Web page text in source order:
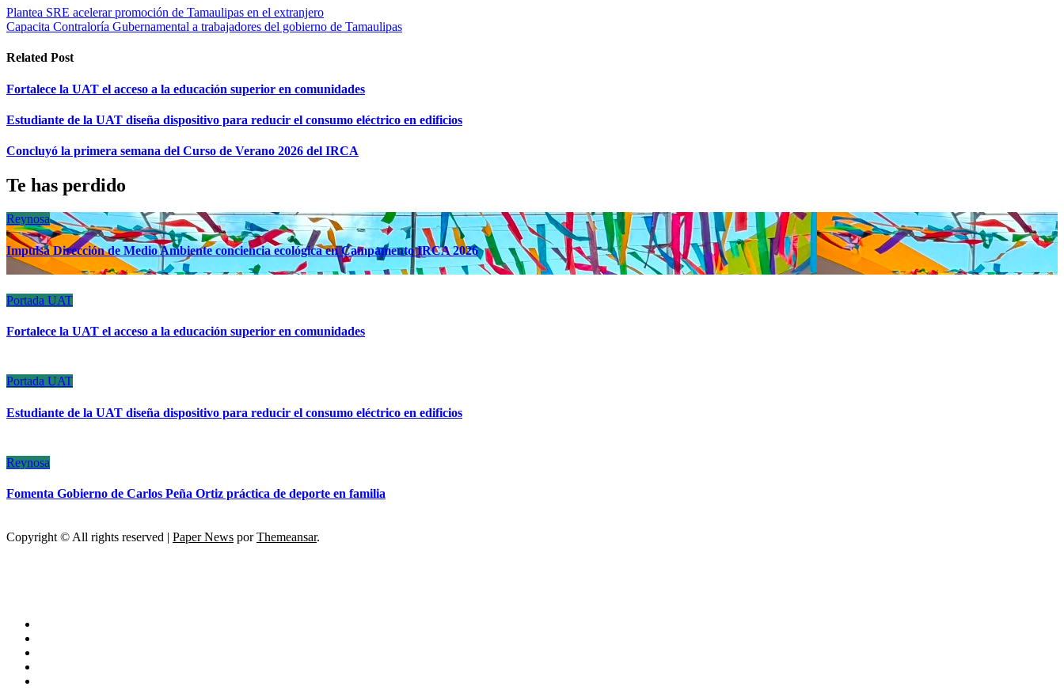
Navegación
de
entradas
Plantea SRE acelerar promoción de Tamaulipas en el extranjero
Capacita Contraloría Gubernamental a trabajadores del gobierno de Tamaulipas
Related Post
Fortalece la UAT el acceso a la educación superior en comunidades
Estudiante de la UAT diseña dispositivo para reducir el consumo eléctrico en edificios
Concluyó la primera semana del Curso de Verano 2026 del IRCA
Te has perdido
Reynosa
Impulsa Dirección de Medio Ambiente conciencia ecológica en Campamento IRCA 2026
Portada UAT
Fortalece la UAT el acceso a la educación superior en comunidades
Portada UAT
Estudiante de la UAT diseña dispositivo para reducir el consumo eléctrico en edificios
Reynosa
Fomenta Gobierno de Carlos Peña Ortiz práctica de deporte en familia
Copyright © All rights reserved | Paper News porThemeansar.